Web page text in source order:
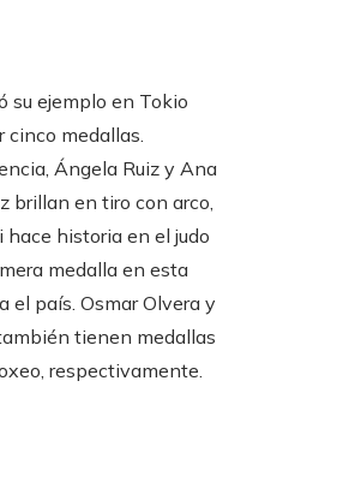
su ejemplo en Tokio
cinco medallas.
Ángela Ruiz y Ana
brillan en tiro con arco,
historia en el judo
medalla en esta
el país. Osmar Olvera y
tienen medallas
respectivamente.